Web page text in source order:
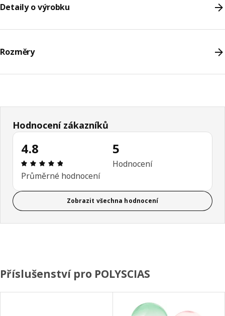
Detaily o výrobku
Rozměry
Hodnocení zákazníků
4.8
Hodnocení výrobku: 4.8 z 5 hvězdičky/hvězdiček
Průměrné hodnocení
5
Hodnocení
Zobrazit všechna hodnocení
Příslušenství pro POLYSCIAS